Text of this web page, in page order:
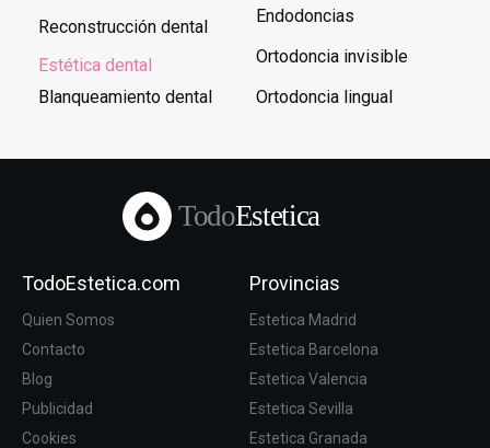
Reconstrucción dental
Estética dental
Blanqueamiento dental
Endodoncias
Ortodoncia invisible
Ortodoncia lingual
TodoEstetica
TodoEstetica.com
Quien Somos
Contacto
Blog
Publicidad
Cookies
Provincias
Estetica Madrid
Estetica Barcelona
Estetica Valencia
Estetica Sevilla
Estetica Granada